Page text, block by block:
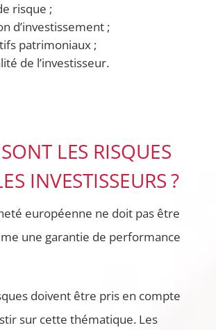
risque ;
d’investissement ;
patrimoniaux ;
de l’investisseur.
LES RISQUES
INVESTISSEURS ?
européenne ne doit pas être
une garantie de performance
doivent être pris en compte
sur cette thématique. Les